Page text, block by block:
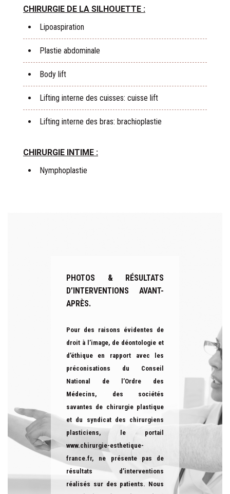
CHIRURGIE DE LA SILHOUETTE :
Lipoaspiration
Plastie abdominale
Body lift
Lifting interne des cuisses: cuisse lift
Lifting interne des bras: brachioplastie
CHIRURGIE INTIME :
Nymphoplastie
PHOTOS & RÉSULTATS
D’INTERVENTIONS AVANT-
APRÈS.
Pour des raisons évidentes de
droit à l’image, de déontologie et
d’éthique en rapport avec les
préconisations du Conseil
National de l’Ordre des
Médecins, des sociétés
savantes de chirurgie plastique
et du syndicat des chirurgiens
plasticiens, le portail
www.chirurgie-esthetique-
france.fr, ne présente pas de
résultats d’interventions
réalisés sur des patients. Nous